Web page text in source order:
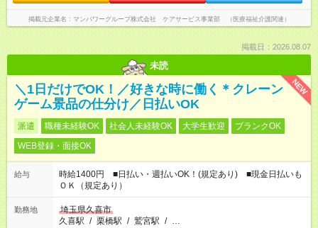
掲載元企業名 マンパワーグループ株式会社 ケアサービス事業部 （医療福祉介護関連）
掲載日：2026.08.07
未読
NEW
＼1日だけでOK！／好きな時に働く＊クレーン
ゲーム景品の仕分け／日払いOK
派遣 職種未経験OK 社会人未経験OK 大学生歓迎
ブランクOK
WEB登録・面接OK
給与
時給1400円 ■日払い・週払いOK！(規定あり) ■現金日払いも
ＯＫ（規定あり）
勤務地
埼玉県久喜市
久喜駅 / 栗橋駅 / 鷲宮駅 / …